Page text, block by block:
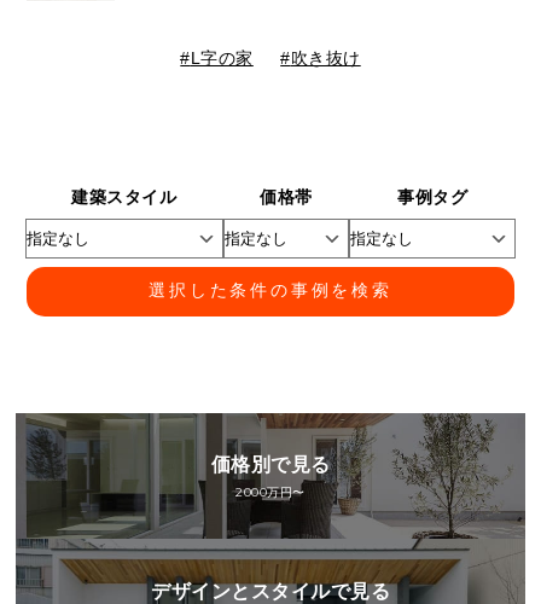
L字の家 吹き抜け
建築スタイル 価格帯 事例タグ
選択した条件の事例を検索
価格別で見る
2000万円〜
デザインとスタイルで見る